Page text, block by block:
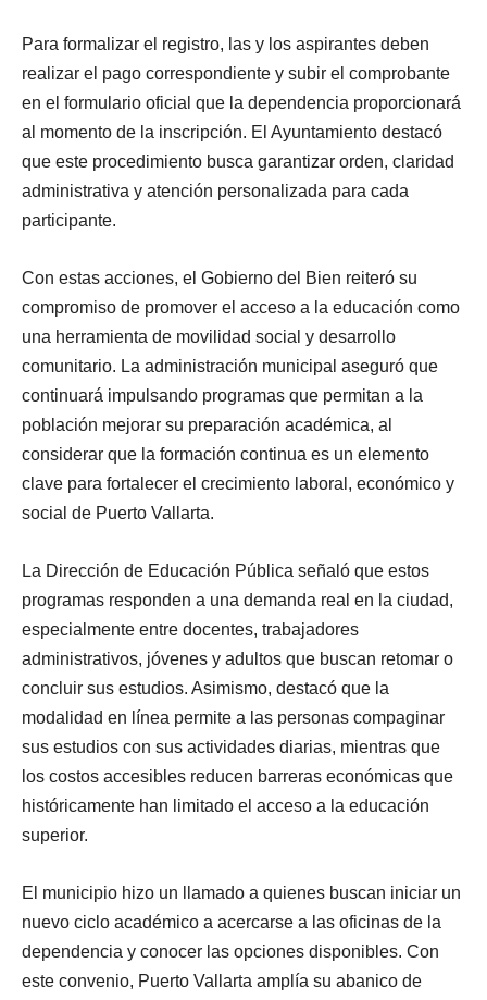
Para formalizar el registro, las y los aspirantes deben
realizar el pago correspondiente y subir el comprobante
en el formulario oficial que la dependencia proporcionará
al momento de la inscripción. El Ayuntamiento destacó
que este procedimiento busca garantizar orden, claridad
administrativa y atención personalizada para cada
participante.
Con estas acciones, el Gobierno del Bien reiteró su
compromiso de promover el acceso a la educación como
una herramienta de movilidad social y desarrollo
comunitario. La administración municipal aseguró que
continuará impulsando programas que permitan a la
población mejorar su preparación académica, al
considerar que la formación continua es un elemento
clave para fortalecer el crecimiento laboral, económico y
social de Puerto Vallarta.
La Dirección de Educación Pública señaló que estos
programas responden a una demanda real en la ciudad,
especialmente entre docentes, trabajadores
administrativos, jóvenes y adultos que buscan retomar o
concluir sus estudios. Asimismo, destacó que la
modalidad en línea permite a las personas compaginar
sus estudios con sus actividades diarias, mientras que
los costos accesibles reducen barreras económicas que
históricamente han limitado el acceso a la educación
superior.
El municipio hizo un llamado a quienes buscan iniciar un
nuevo ciclo académico a acercarse a las oficinas de la
dependencia y conocer las opciones disponibles. Con
este convenio, Puerto Vallarta amplía su abanico de